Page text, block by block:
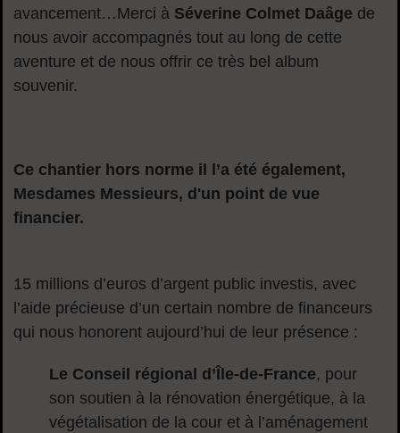
avancement…Merci à Séverine Colmet Daâge de
nous avoir accompagnés tout au long de cette
aventure et de nous offrir ce très bel album
souvenir.
Ce chantier hors norme il l’a été également,
Mesdames Messieurs, d'un point de vue
financier.
15 millions d’euros d’argent public investis, avec
l’aide précieuse d’un certain nombre de financeurs
qui nous honorent aujourd’hui de leur présence :
Le Conseil régional d’Île-de-France, pour
son soutien à la rénovation énergétique, à la
végétalisation de la cour et à l’aménagement